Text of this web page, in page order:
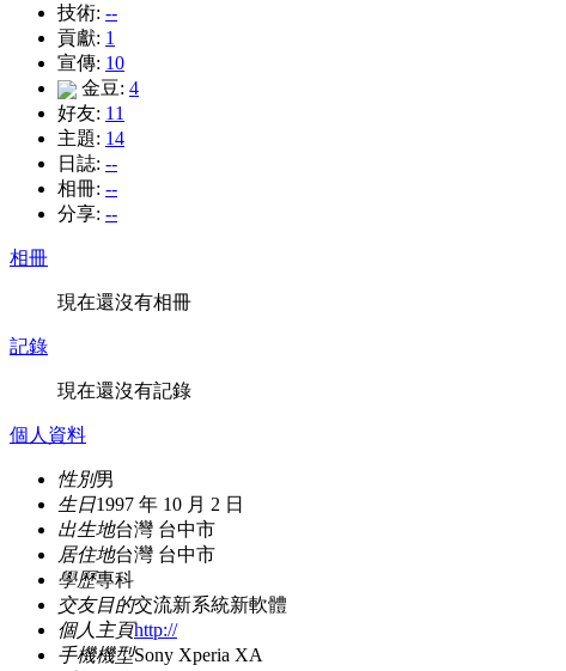
技術: --
貢獻: 1
宣傳: 10
金豆: 4
好友: 11
主題: 14
日誌: --
相冊: --
分享: --
相冊
現在還沒有相冊
記錄
現在還沒有記錄
個人資料
性別男
生日1997 年 10 月 2 日
出生地台灣 台中市
居住地台灣 台中市
學歷專科
交友目的交流新系統新軟體
個人主頁http://
手機機型Sony Xperia XA